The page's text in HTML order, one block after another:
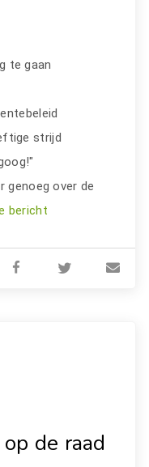
te gaan
strijd
genoeg over de
bericht
de raad